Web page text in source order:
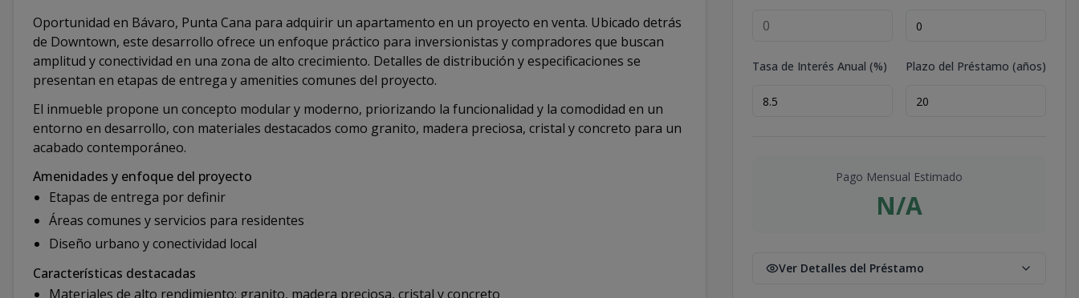
Oportunidad en Bávaro, Punta Cana para adquirir un apartamento en un proyecto en venta. Ubicado detrás
de Downtown, este desarrollo ofrece un enfoque práctico para inversionistas y compradores que buscan
amplitud y conectividad en una zona de alto crecimiento. Detalles de distribución y especificaciones se
presentan en etapas de entrega y amenities comunes del proyecto.
El inmueble propone un concepto modular y moderno, priorizando la funcionalidad y la comodidad en un
entorno en desarrollo, con materiales destacados como granito, madera preciosa, cristal y concreto para un
acabado contemporáneo.
Amenidades y enfoque del proyecto
Etapas de entrega por definir
Áreas comunes y servicios para residentes
Diseño urbano y conectividad local
Características destacadas
Materiales de alto rendimiento: granito, madera preciosa, cristal y concreto
Tasa de Interés Anual (%) Plazo del Préstamo (años)
Pago Mensual Estimado
N/A
Ver Detalles del Préstamo